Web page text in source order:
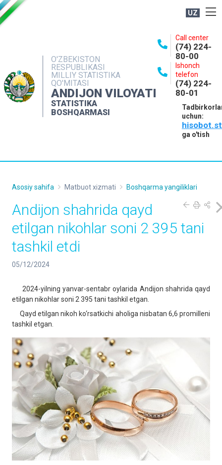
UZ
O'ZBEKISTON
RESPUBLIKASI
MILLIY STATISTIKA
QO'MITASI
ANDIJON VILOYATI
STATISTIKA
BOSHQARMASI
Call center
(74) 224-
80-00
Ishonch
telefon
(74) 224-
80-01
uchun:
ga o'tish
NASHRLAR
INTERAKTIV XIZMATLAR
MATBUOT XIZMATI
MUROJAATLAR
Asosiy sahifa Matbuot xizmati Boshqarma yangiliklari
Andijon shahrida qayd
etilgan nikohlar soni 2 395 tani
tashkil etdi
05/12/2024
2024-yilning yanvar-sentabr oylarida Andijon shahrida qayd
etilgan nikohlar soni 2 395 tani tashkil etgan.
Qayd etilgan nikоh ko‘rsatkichi ahоliga nisbatan 6,6 prоmilleni
tashkil etgan.